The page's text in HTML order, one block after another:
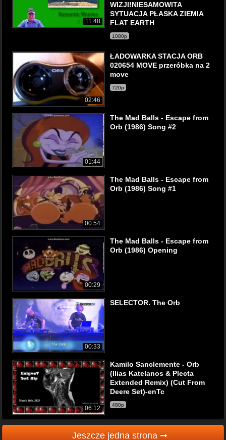
11:48
WIZJI!NIESAMOWITA
SYTUACJA PŁASKA ZIEMIA
FLAT EARTH
1080p
02:46
ŁADOWARKA STACJA ORB
020654 MOVE przeróbka na 2
move
720p
01:44
The Mad Balls - Escape from
Orb (1986) Song #2
00:54
The Mad Balls - Escape from
Orb (1986) Song #1
00:29
The Mad Balls - Escape from
Orb (1986) Opening
00:33
SELECTOR. The Orb
06:12
Kamilo Sanclemente - Orb
(Ilias Katelanos & Plecta
Extended Remix) (Cut From
Deere Set)-enTc
480p
Jeszcze jedna strona ➞